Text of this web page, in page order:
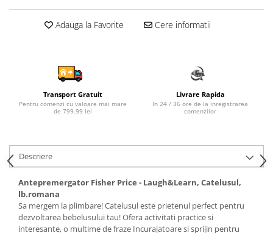
Tampoane pentru San
Ateliere si bancuri de lucru
Bucatarii copii
Carucioare papusi si accesorii
Cuburi si caramizi
Elicoptere, avioane si nave de
jucarie
Figurine
Frumusete, bijuterii si accesorii
fetite
Adauga la Favorite Cere informatii
Transport Gratuit
Pentru comenzi cu valoare mai mare
de 799.99 lei
Livrare Rapida
In 24 / 36 ore de la inregistrarea
comenzilor
Descriere
Antepremergator Fisher Price - Laugh&Learn, Catelusul,
lb.romana
Sa mergem la plimbare! Catelusul este prietenul perfect pentru
dezvoltarea bebelusului tau! Ofera activitati practice si
interesante, o multime de fraze Incurajatoare si sprijin pentru